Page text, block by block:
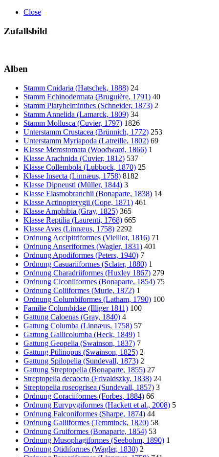
Close
Zufallsbild
Alben
Stamm Cnidaria (Hatschek, 1888) 24
Stamm Echinodermata (Bruguière, 1791) 40
Stamm Platyhelminthes (Schneider, 1873) 2
Stamm Annelida (Lamarck, 1809) 34
Stamm Mollusca (Cuvier, 1797) 1826
Unterstamm Crustacea (Brünnich, 1772) 253
Unterstamm Myriapoda (Latreille, 1802) 69
Klasse Merostomata (Woodward, 1866) 1
Klasse Arachnida (Cuvier, 1812) 537
Klasse Collembola (Lubbock, 1870) 25
Klasse Insecta (Linnæus, 1758) 8182
Klasse Dipneusti (Müller, 1844) 3
Klasse Elasmobranchii (Bonaparte, 1838) 14
Klasse Actinopterygii (Cope, 1871) 461
Klasse Amphibia (Gray, 1825) 365
Klasse Reptilia (Laurenti, 1768) 665
Klasse Aves (Linnæus, 1758) 2292
Ordnung Accipitriformes (Vieillot, 1816) 71
Ordnung Anseriformes (Wagler, 1831) 401
Ordnung Apodiformes (Peters, 1940) 7
Ordnung Casuariiformes (Sclater, 1880) 1
Ordnung Charadriiformes (Huxley 1867) 279
Ordnung Ciconiiformes (Bonaparte, 1854) 75
Ordnung Coliiformes (Murie, 1872) 1
Ordnung Columbiformes (Latham, 1790) 100
Familie Columbidae (Illiger 1811) 100
Gattung Caloenas (Gray, 1840) 4
Gattung Columba (Linnæus, 1758) 57
Gattung Gallicolumba (Heck, 1849) 1
Gattung Geopelia (Swainson, 1837) 7
Gattung Ptilinopus (Swainson, 1825) 2
Gattung Spilopelia (Sundevall, 1873) 2
Gattung Streptopelia (Bonaparte, 1855) 27
Streptopelia decaocto (Frivaldszky, 1838) 24
Streptopelia roseogrisea (Sundevall, 1857) 3
Ordnung Coraciiformes (Forbes, 1884) 66
Ordnung Eurypygiformes (Hackett et al., 2008) 5
Ordnung Falconiformes (Sharpe, 1874) 44
Ordnung Galliformes (Temminck, 1820) 58
Ordnung Gruiformes (Bonaparte, 1854) 53
Ordnung Musophagiformes (Seebohm, 1890) 1
Ordnung Otidiformes (Wagler, 1830) 2